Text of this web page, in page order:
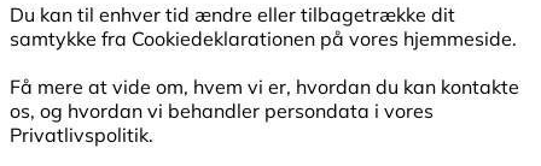
Du kan til enhver tid ændre eller tilbagetrække dit
samtykke fra Cookiedeklarationen på vores hjemmeside.
Få mere at vide om, hvem vi er, hvordan du kan kontakte
os, og hvordan vi behandler persondata i vores
Privatlivspolitik.